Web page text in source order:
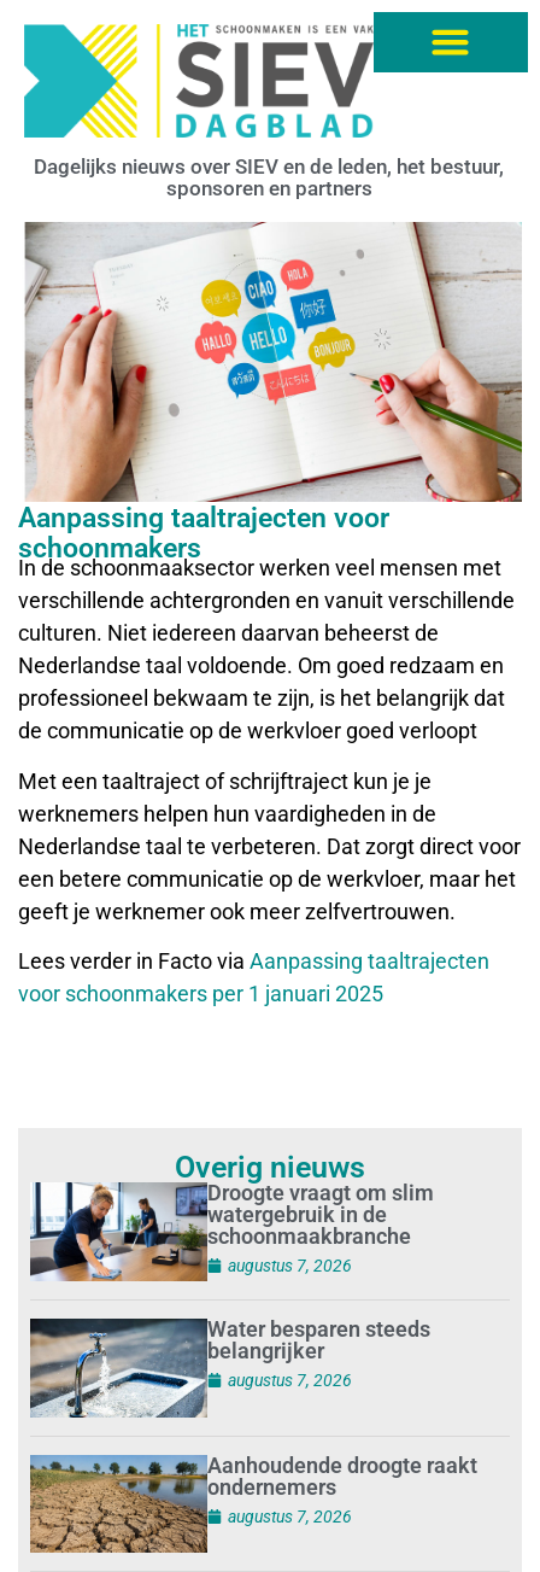
Dagelijks nieuws over SIEV en de leden, het bestuur,
sponsoren en partners
Aanpassing taaltrajecten voor
schoonmakers
In de schoonmaaksector werken veel mensen met
verschillende achtergronden en vanuit verschillende
culturen. Niet iedereen daarvan beheerst de
Nederlandse taal voldoende. Om goed redzaam en
professioneel bekwaam te zijn, is het belangrijk dat
de communicatie op de werkvloer goed verloopt
Met een taaltraject of schrijftraject kun je je
werknemers helpen hun vaardigheden in de
Nederlandse taal te verbeteren. Dat zorgt direct voor
een betere communicatie op de werkvloer, maar het
geeft je werknemer ook meer zelfvertrouwen.
Lees verder in Facto via Aanpassing taaltrajecten
voor schoonmakers per 1 januari 2025
Overig nieuws
Droogte vraagt om slim
watergebruik in de
schoonmaakbranche
augustus 7, 2026
Water besparen steeds
belangrijker
augustus 7, 2026
Aanhoudende droogte raakt
ondernemers
augustus 7, 2026